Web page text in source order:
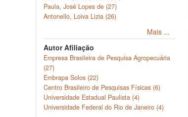
Paula, José Lopes de (27)
Antonello, Loiva Lizia (26)
Mais ...
Autor Afiliação
Empresa Brasileira de Pesquisa Agropecuária
(27)
Embrapa Solos (22)
Centro Brasileiro de Pesquisas Físicas (6)
Universidade Estadual Paulista (4)
Universidade Federal do Rio de Janeiro (4)